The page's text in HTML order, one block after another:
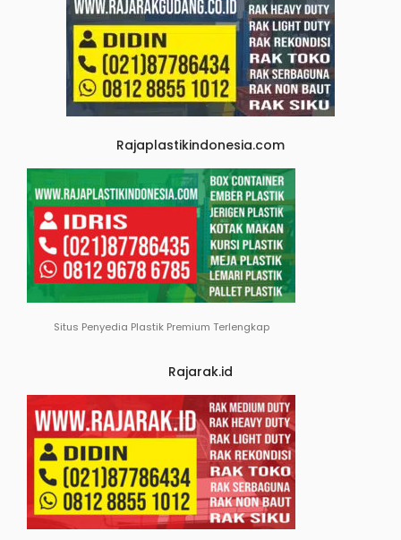
Rajaplastikindonesia.com
Situs Penyedia Plastik Premium Terlengkap
Rajarak.id